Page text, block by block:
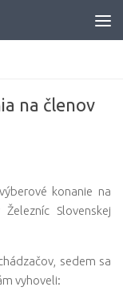
na členov
konanie na
Slovenskej
sedem sa
vyhoveli: